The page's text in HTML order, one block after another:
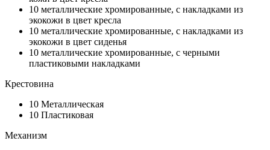
10 металлические хромированные, с накладками из
экокожи в цвет кресла
10 металлические хромированные, с накладками из
экокожи в цвет сиденья
10 металлические хромированные, с черными
пластиковыми накладками
Крестовина
10 Металлическая
10 Пластиковая
Механизм